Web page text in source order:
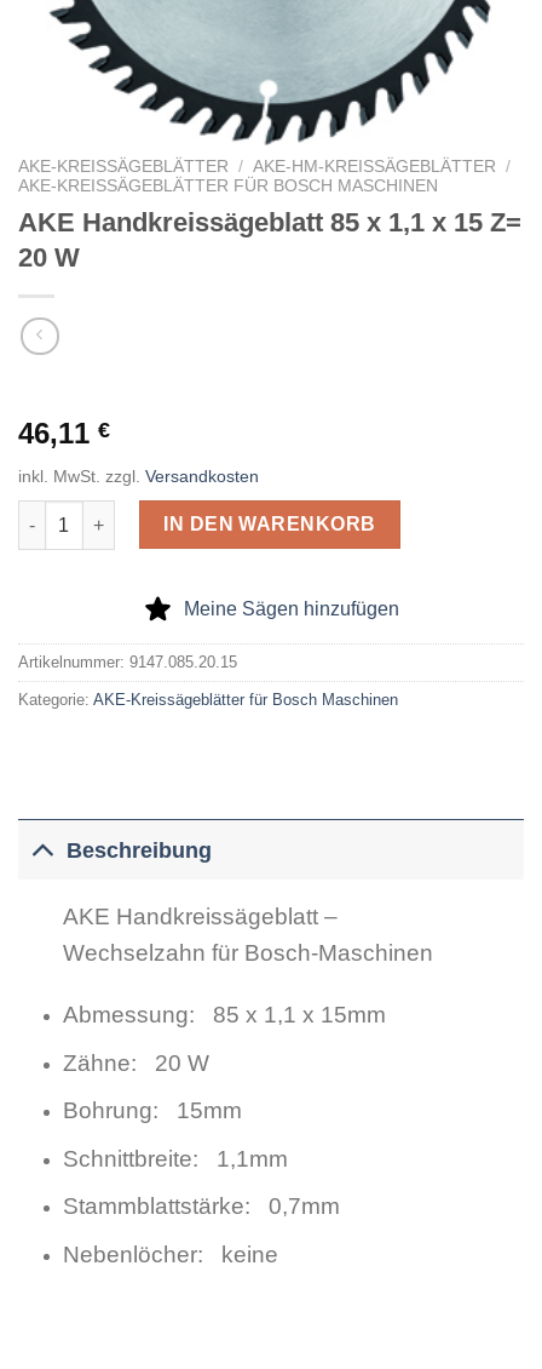
AKE-KREISSÄGEBLÄTTER / AKE-HM-KREISSÄGEBLÄTTER
/
AKE-KREISSÄGEBLÄTTER FÜR BOSCH MASCHINEN
AKE Handkreissägeblatt 85 x 1,1 x 15 Z=
20 W
46,11 €
inkl. MwSt. zzgl. Versandkosten
AKE Handkreissägeblatt 85 x 1,1 x 15 Z= 20 W Menge
IN DEN WARENKORB
Meine Sägen hinzufügen
Artikelnummer: 9147.085.20.15
Kategorie: AKE-Kreissägeblätter für Bosch Maschinen
Beschreibung
AKE Handkreissägeblatt –
Wechselzahn für Bosch-Maschinen
Abmessung: 85 x 1,1 x 15mm
Zähne: 20 W
Bohrung: 15mm
Schnittbreite: 1,1mm
Stammblattstärke: 0,7mm
Nebenlöcher: keine